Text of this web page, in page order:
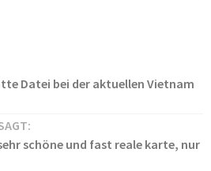
Datei bei der aktuellen Vietnam
schöne und fast reale karte, nur